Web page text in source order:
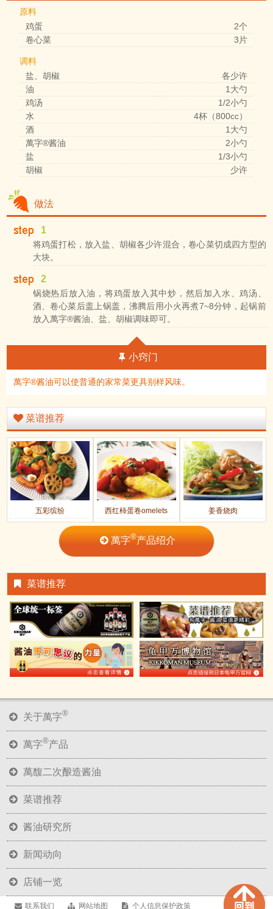
原料
鸡蛋
2个
卷心菜
3片
调料
盐、胡椒
各少许
油
1大勺
鸡汤
1/2小勺
水
4杯（800cc）
酒
1大勺
萬字®酱油
2小勺
盐
1/3小勺
胡椒
少许
做法
1
将鸡蛋打松，放入盐、胡椒各少许混合，卷心菜切成四方型的
大块。
2
锅烧热后放入油，将鸡蛋放入其中炒，然后加入水、鸡汤、
酒、卷心菜后盖上锅盖，沸腾后用小火再煮7~8分钟，起锅前
放入萬字®酱油、盐、胡椒调味即可。
小窍门
萬字®酱油可以使普通的家常菜更具别样风味。
菜谱推荐
五彩缤纷 西红柿蛋卷omelets 姜香烧肉
萬字®产品绍介
菜谱推荐
关于萬字®
萬字®产品
萬馥二次酿造酱油
菜谱推荐
酱油研究所
新闻动向
店铺一览
联系我们 网站地图 个人信息保护政策